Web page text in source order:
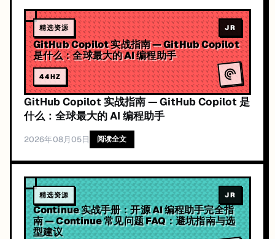
精选资源 JR
GitHub Copilot 实战指南 — GitHub Copilot
是什么：全球最大的 AI 编程助手
44HZ
GitHub Copilot 实战指南 — GitHub Copilot 是
什么：全球最大的 AI 编程助手
2026年08月05日 阅读全文
精选资源 JR
Continue 实战手册：开源 AI 编程助手完全指
南 — Continue 常见问题 FAQ：避坑指南与选
型建议